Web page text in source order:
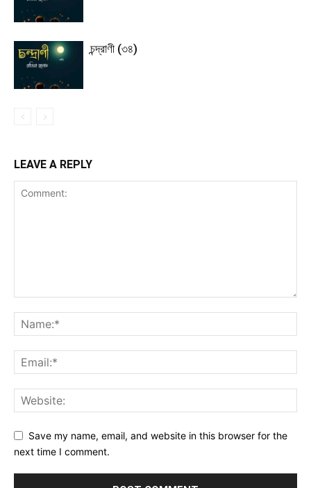
চন্দ্রাণী (৩৪)
LEAVE A REPLY
Save my name, email, and website in this browser for the
next time I comment.